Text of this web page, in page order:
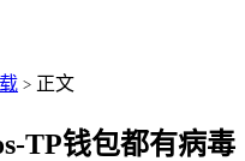
> 正文
TP钱包都有病毒